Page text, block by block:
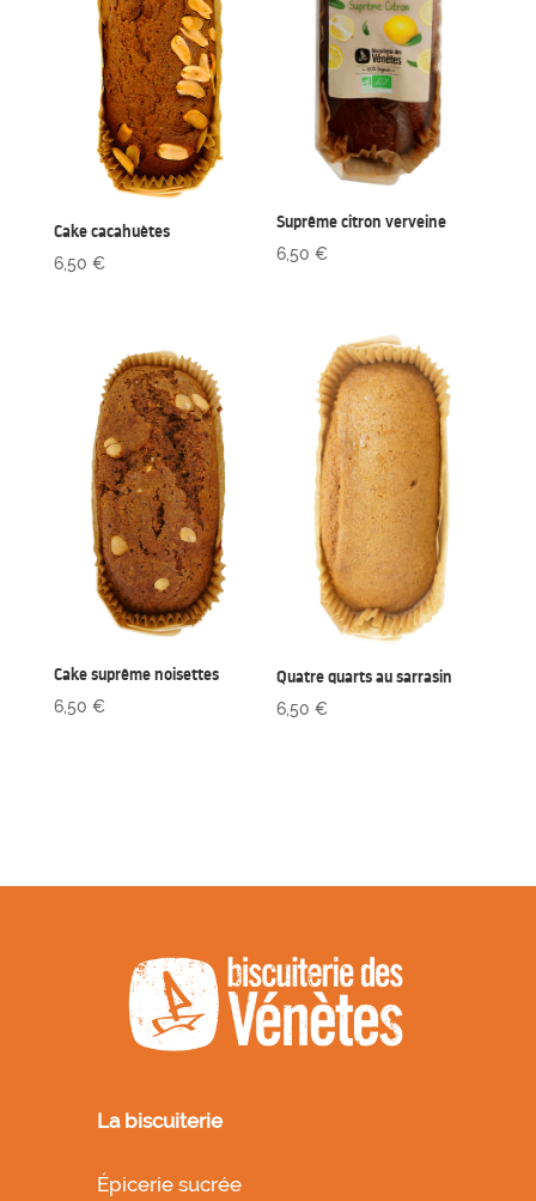
Cake cacahuètes
6,50 €
Suprême citron verveine
6,50€
Cake suprême noisettes
6,50 €
Quatre quarts au sarrasin
6,50€
La biscuiterie
Épicerie sucrée